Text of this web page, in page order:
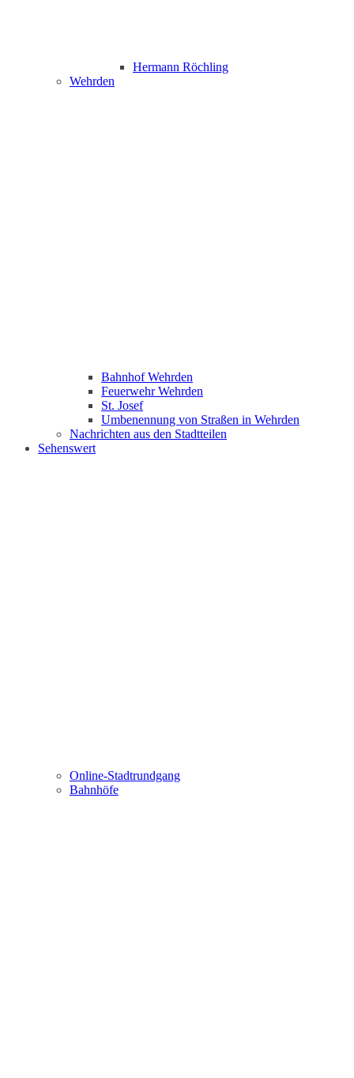
Hermann Röchling
Wehrden
Bahnhof Wehrden
Feuerwehr Wehrden
St. Josef
Umbenennung von Straßen in Wehrden
Nachrichten aus den Stadtteilen
Sehenswert
Online-Stadtrundgang
Bahnhöfe